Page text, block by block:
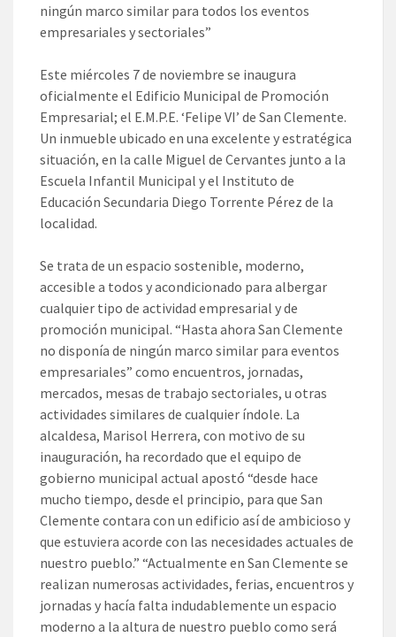
ningún marco similar para todos los eventos
empresariales y sectoriales”
Este miércoles 7 de noviembre se inaugura
oficialmente el Edificio Municipal de Promoción
Empresarial; el E.M.P.E. ‘Felipe VI’ de San Clemente.
Un inmueble ubicado en una excelente y estratégica
situación, en la calle Miguel de Cervantes junto a la
Escuela Infantil Municipal y el Instituto de
Educación Secundaria Diego Torrente Pérez de la
localidad.
Se trata de un espacio sostenible, moderno,
accesible a todos y acondicionado para albergar
cualquier tipo de actividad empresarial y de
promoción municipal. “Hasta ahora San Clemente
no disponía de ningún marco similar para eventos
empresariales” como encuentros, jornadas,
mercados, mesas de trabajo sectoriales, u otras
actividades similares de cualquier índole. La
alcaldesa, Marisol Herrera, con motivo de su
inauguración, ha recordado que el equipo de
gobierno municipal actual apostó “desde hace
mucho tiempo, desde el principio, para que San
Clemente contara con un edificio así de ambicioso y
que estuviera acorde con las necesidades actuales de
nuestro pueblo.” “Actualmente en San Clemente se
realizan numerosas actividades, ferias, encuentros y
jornadas y hacía falta indudablemente un espacio
moderno a la altura de nuestro pueblo como será